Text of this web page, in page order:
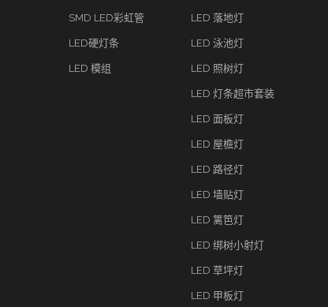
SMD LED彩虹管
LED硬灯条
LED 模组
LED 落地灯
LED 泳池灯
LED 照树灯
LED 灯条超市套装
LED 面板灯
LED 屋檐灯
LED 路径灯
LED 墙贴灯
LED 篱笆灯
LED 绑树小射灯
LED 草坪灯
LED 甲板灯